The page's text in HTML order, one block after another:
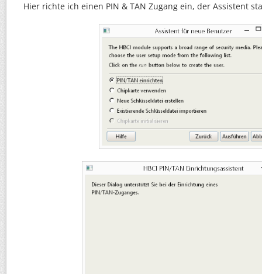
Hier richte ich einen PIN & TAN Zugang ein, der Assistent